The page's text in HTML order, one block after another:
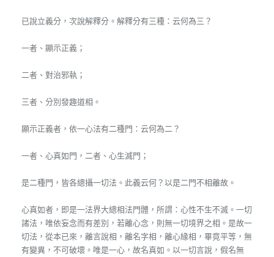
已說立義分，次說解釋分。解釋分有三種：云何為三？
一者、顯示正義；
二者、對治邪執；
三者、分別發趣道相。
顯示正義者，依一心法有二種門：云何為二？
一者、心真如門，二者、心生滅門；
是二種門，皆各總攝一切法。此義云何？以是二門不相離故。
心真如者，即是一法界大總相法門體，所謂：心性不生不滅。一切
諸法，唯依妄念而有差別，若離心念，則無一切境界之相。是故一
切法，從本已來，離言說相，離名字相，離心緣相，畢竟平等，無
有變異，不可破壞。唯是一心，故名真如。以一切言說，假名無